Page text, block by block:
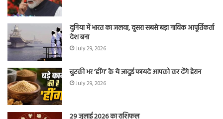
दुनिया में भारत का जलवा, दूसरा सबसे बड़ा नाविक आपूर्तिकर्ता
देश बना
July 29, 2026
चुटकी भर ‘हींग’ के ये जादुई फायदे आपको कर देंगे हैरान
July 29, 2026
29 जुलाई 2026 का राशिफल